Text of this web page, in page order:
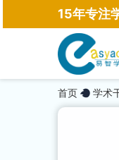
15年专注
首页 学术